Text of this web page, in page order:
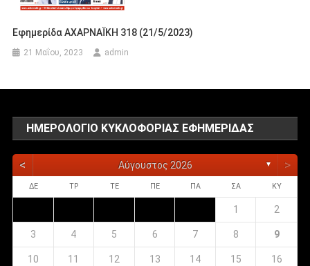
Εφημερίδα ΑΧΑΡΝΑΪΚΗ 318 (21/5/2023)
21 Μαΐου, 2023 admin
ΗΜΕΡΟΛΌΓΙΟ ΚΥΚΛΟΦΟΡΊΑΣ ΕΦΗΜΕΡΊΔΑΣ
< Αύγουστος 2026 ▼ >
ΔΕ ΤΡ ΤΕ ΠΕ ΠΑ ΣΑ ΚΥ
1 2
3 4 5 6 7 8 9
10 11 12 13 14 15 16